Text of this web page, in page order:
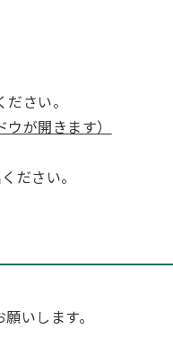
さい。
が開きます）
ださい。
いします。